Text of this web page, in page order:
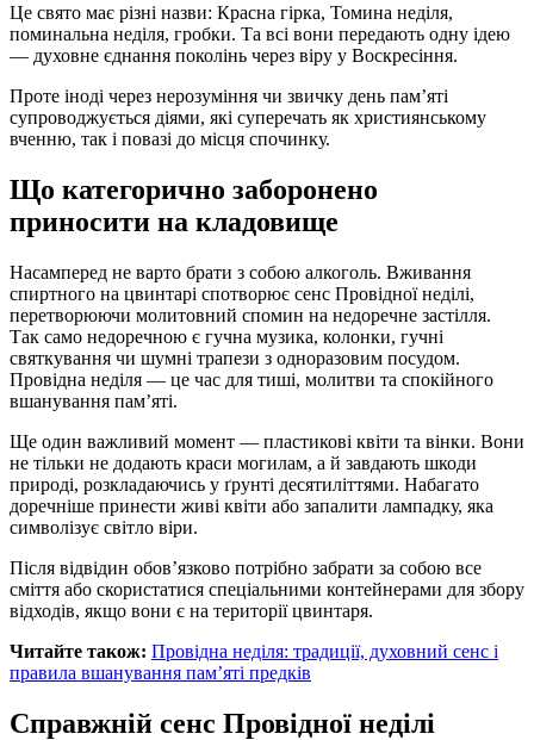
Це свято має різні назви: Красна гірка, Томина неділя,
поминальна неділя, гробки. Та всі вони передають одну ідею
— духовне єднання поколінь через віру у Воскресіння.
Проте іноді через нерозуміння чи звичку день пам’яті
супроводжується діями, які суперечать як християнському
вченню, так і повазі до місця спочинку.
Що категорично заборонено
приносити на кладовище
Насамперед не варто брати з собою алкоголь. Вживання
спиртного на цвинтарі спотворює сенс Провідної неділі,
перетворюючи молитовний спомин на недоречне застілля.
Так само недоречною є гучна музика, колонки, гучні
святкування чи шумні трапези з одноразовим посудом.
Провідна неділя — це час для тиші, молитви та спокійного
вшанування пам’яті.
Ще один важливий момент — пластикові квіти та вінки. Вони
не тільки не додають краси могилам, а й завдають шкоди
природі, розкладаючись у ґрунті десятиліттями. Набагато
доречніше принести живі квіти або запалити лампадку, яка
символізує світло віри.
Після відвідин обов’язково потрібно забрати за собою все
сміття або скористатися спеціальними контейнерами для збору
відходів, якщо вони є на території цвинтаря.
Читайте також: Провідна неділя: традиції, духовний сенс і
правила вшанування пам’яті предків
Справжній сенс Провідної неділі